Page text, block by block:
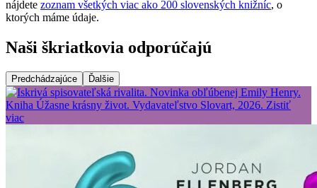
nájdete zoznam všetkých viac ako 200 slovenských knižníc, o
ktorých máme údaje.
Naši škriatkovia odporúčajú
Predchádzajúce Ďalšie